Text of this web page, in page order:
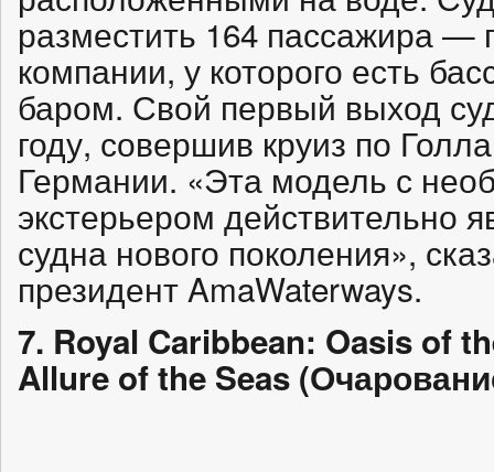
разместить 164 пассажира —
компании, у которого есть
баром. Свой первый выход
году, совершив круиз по
Германии. «Эта модель с
экстерьером действительно
судна нового поколения»,
президент AmaWaterways.
7. Royal Caribbean: Oasis of
Allure of the Seas